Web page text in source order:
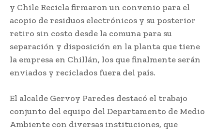
y Chile Recicla firmaron un convenio para el
acopio de residuos electrónicos y su posterior
retiro sin costo desde la comuna para su
separación y disposición en la planta que tiene
la empresa en Chillán, los que finalmente serán
enviados y reciclados fuera del país.
El alcalde Gervoy Paredes destacó el trabajo
conjunto del equipo del Departamento de Medio
Ambiente con diversas instituciones, que